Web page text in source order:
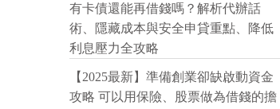
有卡債還能再借錢嗎？解析代辦話
術、隱藏成本與安全申貸重點、降低
利息壓力全攻略
【2025最新】準備創業卻缺啟動資金
攻略 可以用保險、股票做為借錢的擔